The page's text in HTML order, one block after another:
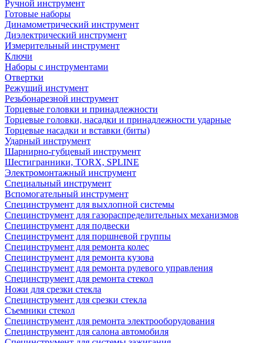
Ручной инструмент
Готовые наборы
Динамометрический инструмент
Диэлектрический инструмент
Измерительный инструмент
Ключи
Наборы с инструментами
Отвертки
Режущий инстумент
Резьбонарезной инструмент
Торцевые головки и принадлежности
Торцевые головки, насадки и принадлежности ударные
Торцевые насадки и вставки (биты)
Ударный инструмент
Шарнирно-губцевый инструмент
Шестигранники, TORX, SPLINE
Электромонтажный инструмент
Специальный инструмент
Вспомогательный инструмент
Специнструмент для выхлопной системы
Специнструмент для газораспределительных механизмов
Специнструмент для подвески
Специнструмент для поршневой группы
Специнструмент для ремонта колес
Специнструмент для ремонта кузова
Специнструмент для ремонта рулевого управления
Специнструмент для ремонта стекол
Ножи для срезки стекла
Специнструмент для срезки стекла
Съемники стекол
Специнструмент для ремонта электрооборудования
Специнструмент для салона автомобиля